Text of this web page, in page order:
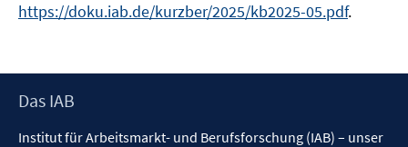
https://doku.iab.de/kurzber/2025/kb2025-05.pdf.
Footer
Das IAB
Institut für Arbeitsmarkt- und Berufsforschung (IAB) – unser